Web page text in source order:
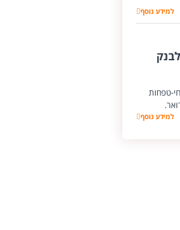
למידע נוסף
טפחות
למידע נוסף